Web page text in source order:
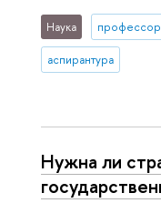
Наука
аспирантура
Нужна ли